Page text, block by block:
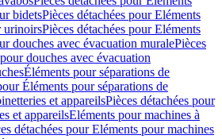
bidetsPièces détachées pour Eléments
urinoirsPièces détachées pour Eléments
douches avec évacuation muralePièces
douches avec évacuation
Éléments pour séparations de
Éléments pour séparations de
et appareilsPièces détachées pour
et appareilsEléments pour machines à
détachées pour Eléments pour machines